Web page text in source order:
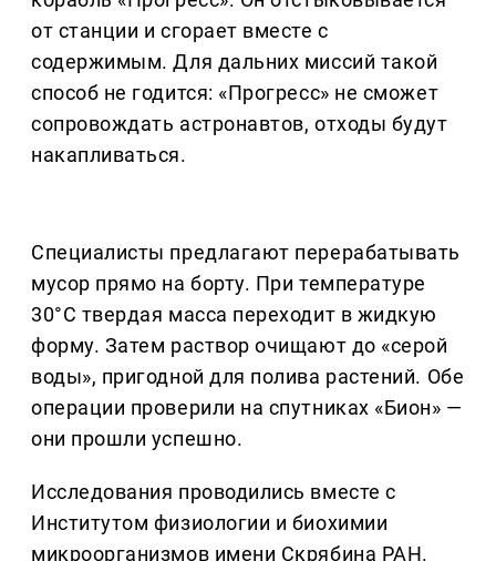
от станции и сгорает вместе с
содержимым. Для дальних миссий такой
способ не годится: «Прогресс» не сможет
сопровождать астронавтов, отходы будут
накапливаться.
Специалисты предлагают перерабатывать
мусор прямо на борту. При температуре
30°C твердая масса переходит в жидкую
форму. Затем раствор очищают до «серой
воды», пригодной для полива растений. Обе
операции проверили на спутниках «Бион» —
они прошли успешно.
Исследования проводились вместе с
Институтом физиологии и биохимии
микроорганизмов имени Скрябина РАН.